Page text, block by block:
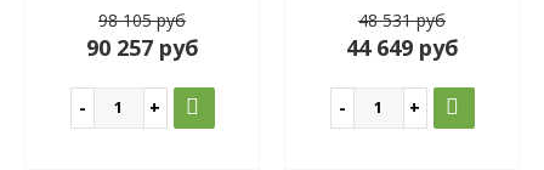
98 105 руб
90 257 руб
48 531 руб
44 649 руб